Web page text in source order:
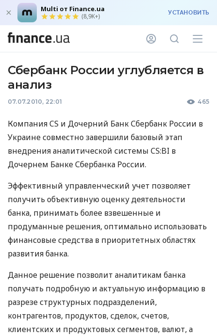
Multi от Finance.ua
(8,9K+) УСТАНОВИТЬ
Сбербанк России углубляется в
анализ
07.07.2010, 22:01 465
Компания CS и Дочерний Банк Сбербанк России в
Украине совместно завершили базовый этап
внедрения аналитической системы CS:BI в
Дочернем Банке Сбербанка России.
Эффективный управленческий учет позволяет
получить объективную оценку деятельности
банка, принимать более взвешенные и
продуманные решения, оптимально использовать
финансовые средства в приоритетных областях
развития банка.
Данное решение позволит аналитикам банка
получать подробную и актуальную информацию в
разрезе структурных подразделений,
контрагентов, продуктов, сделок, счетов,
клиентских и продуктовых сегментов, валют, а